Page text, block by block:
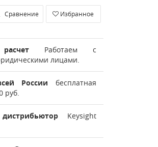
Сравнение Избранное
Работаем с
лицами.
России бесплатная
руб.
Keysight